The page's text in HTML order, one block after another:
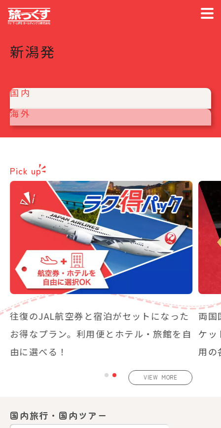
新潟発
国内
海外
Pick up
往復のJAL航空券と宿泊がセットになった
お得なプラン。利用便とホテル・旅館を自
由に選べる！
VIEW MORE
両国
ケッ
用の
国内旅行・ 国内ツアー